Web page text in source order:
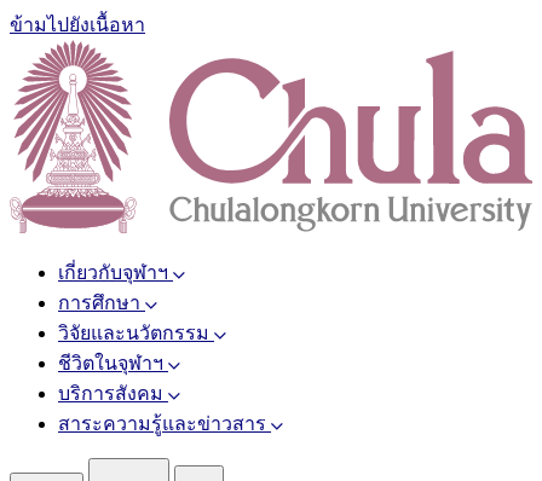
ข้ามไปยังเนื้อหา
เกี่ยวกับจุฬาฯ
การศึกษา
วิจัยและนวัตกรรม
ชีวิตในจุฬาฯ
บริการสังคม
สาระความรู้และข่าวสาร